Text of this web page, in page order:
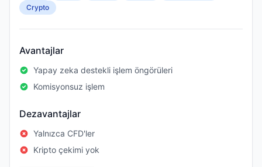
Crypto
Avantajlar
Yapay zeka destekli işlem öngörüleri
Komisyonsuz işlem
Dezavantajlar
Yalnızca CFD'ler
Kripto çekimi yok